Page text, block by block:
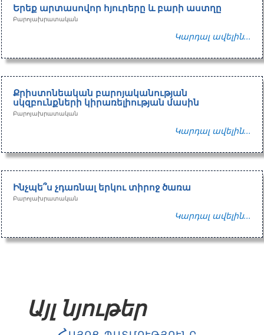
Երեք արտասովոր հյուրերը և բարի աստղը
Բարոյախրատական
Կարդալ ավելին...
Քրիստոնեական բարոյականության
սկզբունքների կիրառելիության մասին
Բարոյախրատական
Կարդալ ավելին...
Ինչպե՞ս չդառնալ երկու տիրոջ ծառա
Բարոյախրատական
Կարդալ ավելին...
Այլ նյութեր